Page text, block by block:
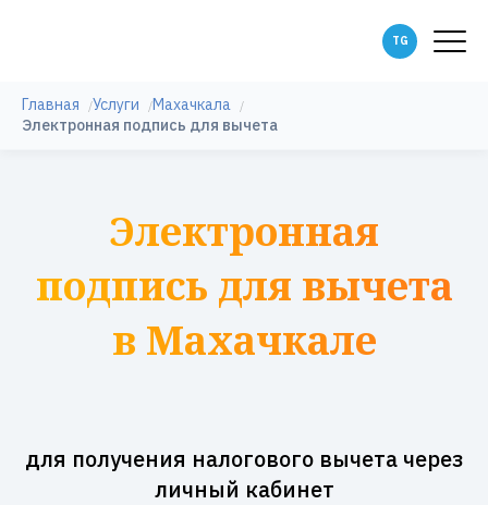
Главная Услуги
Махачкала
Электронная подпись для вычета
Электронная
подпись для вычета
в Махачкале
для получения налогового вычета через
личный кабинет